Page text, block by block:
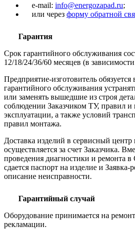
e-mail: info@energozapad.ru;
или через форму обратной
Гарантия
Срок гарантийного обслуживания
12/18/24/36/60 месяцев (в
Предприятие-изготовитель обязуется
гарантийного обслуживания
или заменять вышедшие из строя
соблюдении Заказчиком ТУ, правил
эксплуатации, а также условий
правил монтажа.
Доставка изделий в сервисный центр
осуществляется за счет Заказчика.
проведения диагностики и ремонта
сдается паспорт на изделие и
описание неисправности.
Гарантийный случай
Оборудование принимается на
рекламации.